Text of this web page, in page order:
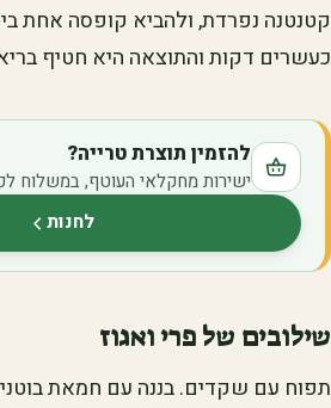
קטנטנה נפרדת, ולהביא קופסה אחת
כעשרים דקות והתוצאה היא חטיף
להזמין תוצרת טרייה?
ישירות מחקלאי העוטף, במשלוח
לחנות(נפתח
שילובים של פרי ואגוז
תפוח עם שקדים. בננה עם חמאת